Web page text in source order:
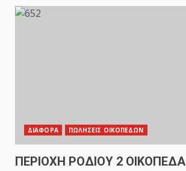
ΔΙΑΦΟΡΑ ΠΩΛΗΣΕΙΣ ΟΙΚΟΠΕΔΩΝ
ΠΕΡΙΟΧΗ ΡΟΔΙΟΥ 2 ΟΙΚΟΠΕΔΑ